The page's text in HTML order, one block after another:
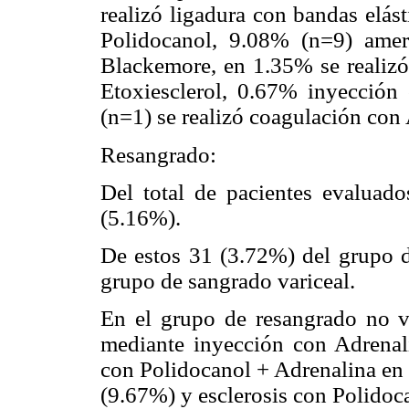
realizó ligadura con bandas
Polidocanol, 9.08% (n=9)
Blackemore, en 1.35% se
Etoxiesclerol, 0.67%
(n=1) se realizó coagulación con
Resangrado:
Del total de pacientes
(5.16%).
De estos 31 (3.72%) del grupo
grupo de sangrado variceal.
En el grupo de resangrado no
mediante inyección con
con Polidocanol + Adrenalina
(9.67%) y esclerosis con